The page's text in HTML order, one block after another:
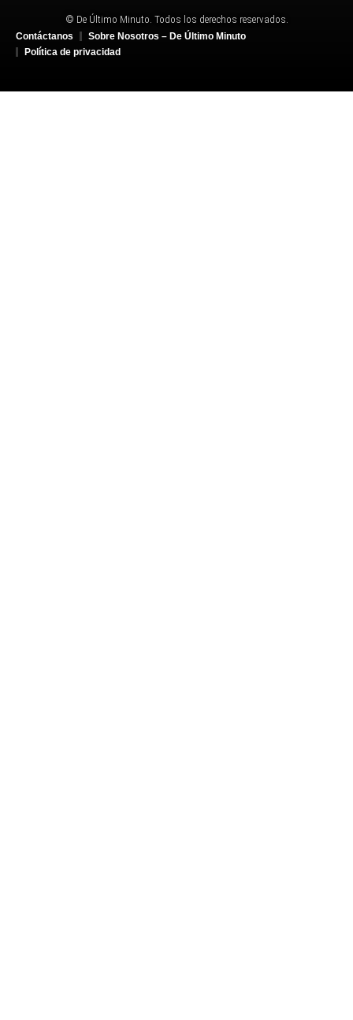
© De Último Minuto. Todos los derechos reservados.
Contáctanos
Sobre Nosotros – De Último Minuto
Política de privacidad